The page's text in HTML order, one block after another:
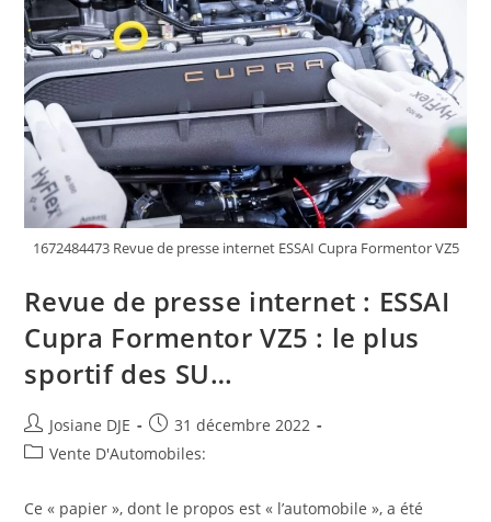
1672484473 Revue de presse internet ESSAI Cupra Formentor VZ5
Revue de presse internet : ESSAI
Cupra Formentor VZ5 : le plus
sportif des SU…
Auteur/autrice
de
Josiane DJE
Post
published:
31 décembre 2022
PostVente D'Automobiles:
Ce « papier », dont le propos est « l’automobile », a été